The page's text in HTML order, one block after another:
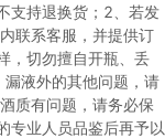
支持退换货； 2、若发
联系客服，并提供订
，切勿擅自开瓶、丢
液外的其他问题，请
质有问题，请务必保
专业人员品鉴后再予以